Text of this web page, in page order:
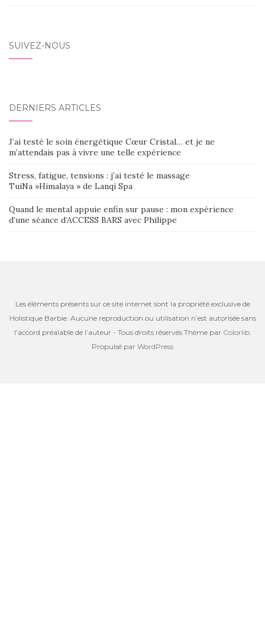
SUIVEZ-NOUS
DERNIERS ARTICLES
J’ai testé le soin énergétique Cœur Cristal… et je ne
m’attendais pas à vivre une telle expérience
Stress, fatigue, tensions : j’ai testé le massage
TuiNa »Himalaya » de Lanqi Spa
Quand le mental appuie enfin sur pause : mon expérience
d’une séance d’ACCESS BARS avec Philippe
Les éléments présents sur ce site internet sont la propriété exclusive de
Holistique Barbie. Aucune reproduction ou utilisation n’est autorisée sans
l’accord préalable de l’auteur - Tous droits réservés Thème par Colorlib.
Propulsé par WordPress